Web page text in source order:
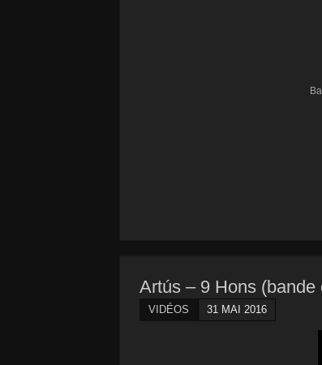
Artús – 9 Hons (bande
VIDÉOS 31 MAI 2016